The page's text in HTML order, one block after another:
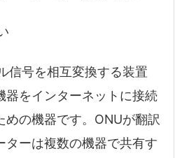
信号を相互変換する装置
器をインターネットに接続
めの機器です。ONUが翻訳
ターは複数の機器で共有す